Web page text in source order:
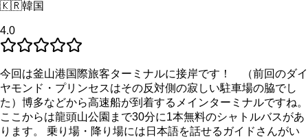
🇰🇷韓国
4.0
今回は釜山港国際旅客ターミナルに接岸です！ （前回のダイ
ヤモンド・プリンセスはその反対側の寂しい駐車場の脇でし
た）博多などから高速船が到着するメインターミナルですね。
ここからは龍頭山公園まで30分に1本無料のシャトルバスがあ
ります。 乗り場・降り場には日本語を話せるガイドさんがい